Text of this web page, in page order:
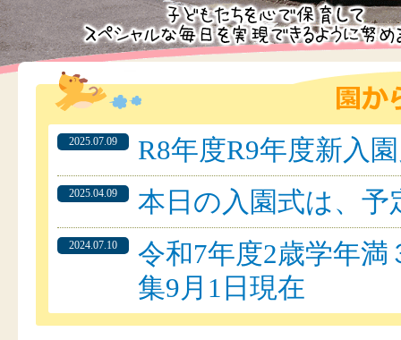
2025.07.09 R8年度R9年度新
2025.04.09 本日の入園式は、
2024.07.10
令和7年度2歳学年
集9月1日現在